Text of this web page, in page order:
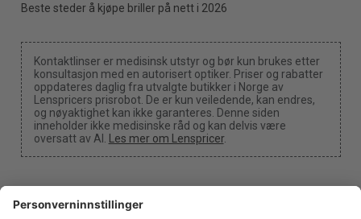
Beste steder å kjøpe briller på nett i 2026
Kontaktlinser er medisinsk utstyr og bør kun brukes etter
konsultasjon med en autorisert optiker. Priser og rabatter
oppdateres daglig fra utvalgte butikker i Norge av
Lenspricers prisrobot. De er kun veiledende, kan endres,
og nøyaktighet kan ikke garanteres. Denne siden
inneholder ikke medisinske råd og kan delvis være
oversatt av AI. Les mer om Lenspricer.